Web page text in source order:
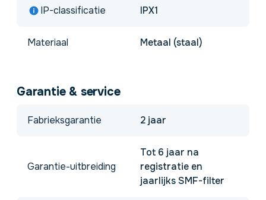
IP-classificatie IPX1
Materiaal Metaal (staal)
Garantie & service
Fabrieksgarantie 2 jaar
Garantie-uitbreiding
Tot 6 jaar na
registratie en
jaarlijks SMF-filter